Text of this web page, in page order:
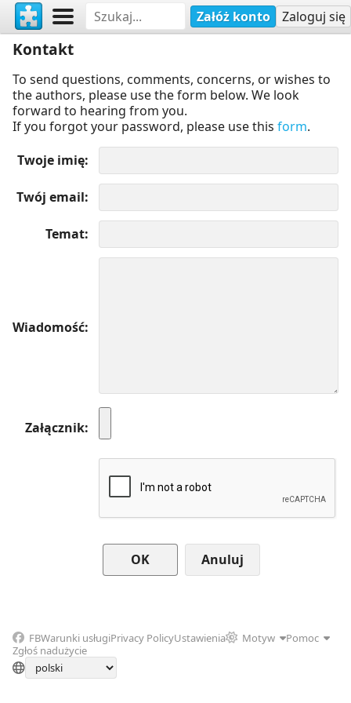
Załóż konto Zaloguj się
Kontakt
To send questions, comments, concerns, or wishes to
the authors, please use the form below. We look
forward to hearing from you.
If you forgot your password, please use this form.
Twoje imię
Twój email
Temat
Wiadomość
Załącznik
Anuluj
FBWarunki usługiPrivacy PolicyUstawienia Motyw
Pomoc
Zgłoś nadużycie